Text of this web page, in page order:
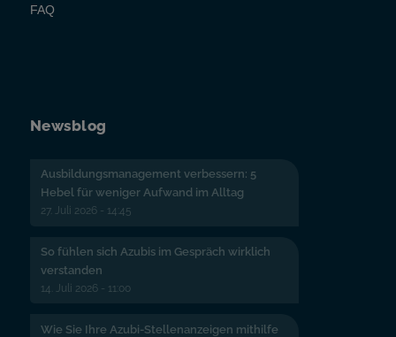
FAQ
Newsblog
Ausbildungsmanagement verbessern: 5
Hebel für weniger Aufwand im Alltag
27. Juli 2026 - 14:45
So fühlen sich Azubis im Gespräch wirklich
verstanden
14. Juli 2026 - 11:00
Wie Sie Ihre Azubi-Stellenanzeigen mithilfe